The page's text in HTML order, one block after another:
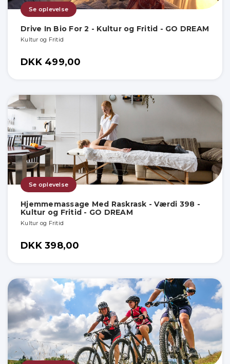
Se oplevelse
Drive In Bio For 2 - Kultur og Fritid - GO DREAM
Kultur og Fritid
DKK 499,00
Se oplevelse
Hjemmemassage Med Raskrask - Værdi 398 -
Kultur og Fritid - GO DREAM
Kultur og Fritid
DKK 398,00